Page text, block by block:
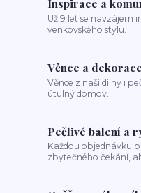
Inspirace a
Už 9 let se navzájem
venkovského stylu.
Věnce a
Věnce z naší dílny i
útulný domov.
Pečlivé balení a
Každou objednávku
zbytečného čekání,